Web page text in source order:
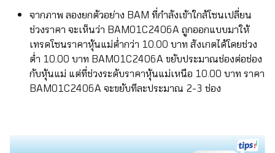
จากภาพ ลองยกตัวอย่าง BAM ที่กำลังเข้าใกล้โซนเปลี่ยน
ช่วงราคา จะเห็นว่า BAM01C2406A ถูกออกแบบมาให้
เทรดโซนราคาหุ้นแม่ต่ำกว่า 10.00 บาท สังเกตได้โดยช่วง
ต่ำ 10.00 บาท BAM01C2406A ขยับประมาณช่องต่อช่อง
กับหุ้นแม่ แต่ที่ช่วงระดับราคาหุ้นแม่เหนือ 10.00 บาท ราคา
BAM01C2406A จะขยับทีละประมาณ 2-3 ช่อง